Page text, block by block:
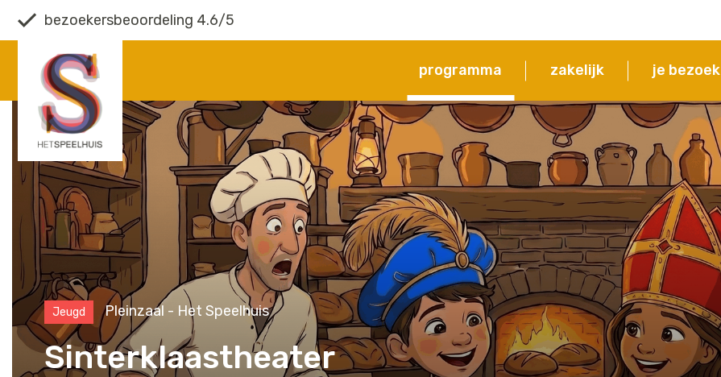
bezoekersbeoordeling 4.6/5
programma zakelijk je bezoek
Jeugd Pleinzaal - Het Speelhuis
Sinterklaastheater